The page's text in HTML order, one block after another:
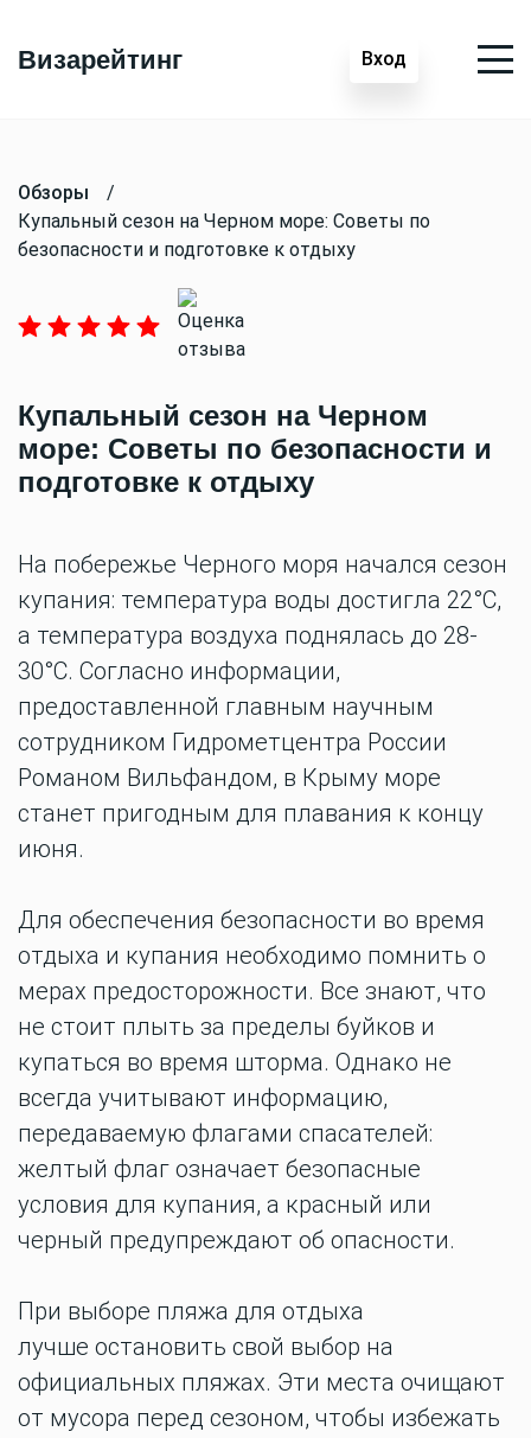
Визарейтинг Вход
Обзоры
/
Купальный сезон на Черном море: Советы по
безопасности и подготовке к отдыху
Купальный сезон на Черном
море: Советы по безопасности и
подготовке к отдыху
На побережье Черного моря начался сезон
купания: температура воды достигла 22°С,
а температура воздуха поднялась до 28-
30°С. Согласно информации,
предоставленной главным научным
сотрудником Гидрометцентра России
Романом Вильфандом, в Крыму море
станет пригодным для плавания к концу
июня.
Для обеспечения безопасности во время
отдыха и купания необходимо помнить о
мерах предосторожности. Все знают, что
не стоит плыть за пределы буйков и
купаться во время шторма. Однако не
всегда учитывают информацию,
передаваемую флагами спасателей:
желтый флаг означает безопасные
условия для купания, а красный или
черный предупреждают об опасности.
При выборе пляжа для отдыха
лучше остановить свой выбор на
официальных пляжах. Эти места очищают
от мусора перед сезоном, чтобы избежать